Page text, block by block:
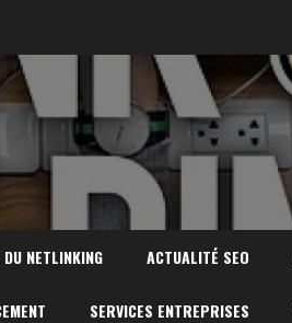
DU NETLINKING ACTUALITÉ SEO
SERVICES ENTREPRISES